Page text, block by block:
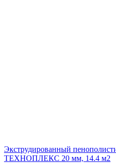
Экструдированный
ТЕХНОПЛЕКС 20 мм, 14.4 м2